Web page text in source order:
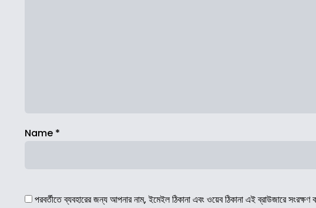
Name *
পরবর্তীতে ব্যবহারের জন্য আপনার নাম, ইমেইল ঠিকানা এবং ওয়েব ঠিকানা এই ব্রাউজারে সংরক্ষণ